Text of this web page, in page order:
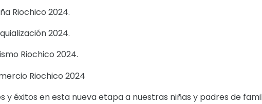
Riochico 2024.
2024.
Riochico 2024.
Riochico 2024
y éxitos en esta nueva etapa a nuestras niñas y padres de